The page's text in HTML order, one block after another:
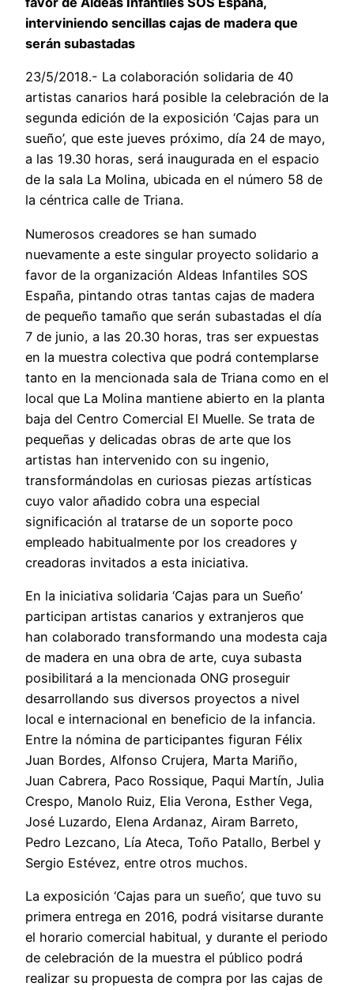
interviniendo sencillas cajas de madera que
serán subastadas
23/5/2018.- La colaboración solidaria de 40
artistas canarios hará posible la celebración de la
segunda edición de la exposición ‘Cajas para un
sueño’, que este jueves próximo, día 24 de mayo,
a las 19.30 horas, será inaugurada en el espacio
de la sala La Molina, ubicada en el número 58 de
la céntrica calle de Triana.
Numerosos creadores se han sumado
nuevamente a este singular proyecto solidario a
favor de la organización Aldeas Infantiles SOS
España, pintando otras tantas cajas de madera
de pequeño tamaño que serán subastadas el día
7 de junio, a las 20.30 horas, tras ser expuestas
en la muestra colectiva que podrá contemplarse
tanto en la mencionada sala de Triana como en el
local que La Molina mantiene abierto en la planta
baja del Centro Comercial El Muelle. Se trata de
pequeñas y delicadas obras de arte que los
artistas han intervenido con su ingenio,
transformándolas en curiosas piezas artísticas
cuyo valor añadido cobra una especial
significación al tratarse de un soporte poco
empleado habitualmente por los creadores y
creadoras invitados a esta iniciativa.
En la iniciativa solidaria ‘Cajas para un Sueño’
participan artistas canarios y extranjeros que
han colaborado transformando una modesta caja
de madera en una obra de arte, cuya subasta
posibilitará a la mencionada ONG proseguir
desarrollando sus diversos proyectos a nivel
local e internacional en beneficio de la infancia.
Entre la nómina de participantes figuran Félix
Juan Bordes, Alfonso Crujera, Marta Mariño,
Juan Cabrera, Paco Rossique, Paqui Martín, Julia
Crespo, Manolo Ruiz, Elia Verona, Esther Vega,
José Luzardo, Elena Ardanaz, Airam Barreto,
Pedro Lezcano, Lía Ateca, Toño Patallo, Berbel y
Sergio Estévez, entre otros muchos.
La exposición ‘Cajas para un sueño’, que tuvo su
primera entrega en 2016, podrá visitarse durante
el horario comercial habitual, y durante el periodo
de celebración de la muestra el público podrá
realizar su propuesta de compra por las cajas de